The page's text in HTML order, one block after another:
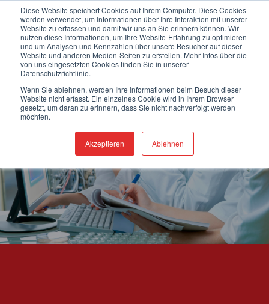
Diese Website speichert Cookies auf Ihrem Computer. Diese Cookies
werden verwendet, um Informationen über Ihre Interaktion mit unserer
Website zu erfassen und damit wir uns an Sie erinnern können. Wir
nutzen diese Informationen, um Ihre Website-Erfahrung zu optimieren
und um Analysen und Kennzahlen über unsere Besucher auf dieser
Website und anderen Medien-Seiten zu erstellen. Mehr Infos über die
von uns eingesetzten Cookies finden Sie in unserer
Datenschutzrichtlinie.
Wenn Sie ablehnen, werden Ihre Informationen beim Besuch dieser
Website nicht erfasst. Ein einzelnes Cookie wird in Ihrem Browser
gesetzt, um daran zu erinnern, dass Sie nicht nachverfolgt werden
möchten.
Akzeptieren Ablehnen
Inhalt
springen
Herzlich willkommen auf unserer neuen Webseite!